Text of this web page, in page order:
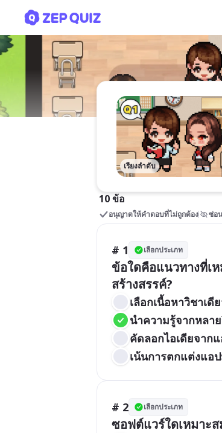
เรียงลำดับ
10 ข้อ
อนุญาตให้คำตอบที่ไม่ถูกต้อง ซ่อ
# 1 เลือกประเภท
ข้อใดคือแนวทางที่เ
สร้างสรรค์?
เลือกเนื้อหาวิชาเดี
นำความรู้จากหลา
คัดลอกไอเดียจาก
เน้นการตกแต่งแอ
# 2 เลือกประเภท
ซอฟต์แวร์ใดเหมาะ